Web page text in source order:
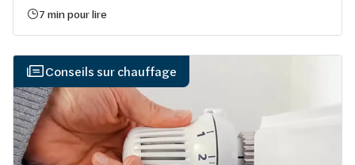
7 min pour lire
Conseils sur chauffage